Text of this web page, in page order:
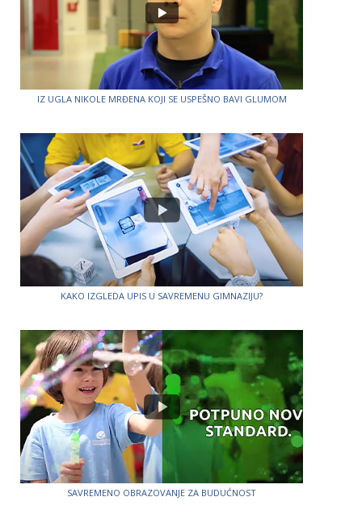
IZ UGLA NIKOLE MRĐENA KOJI SE USPEŠNO BAVI GLUMOM
KAKO IZGLEDA UPIS U SAVREMENU GIMNAZIJU?
SAVREMENO OBRAZOVANJE ZA BUDUĆNOST